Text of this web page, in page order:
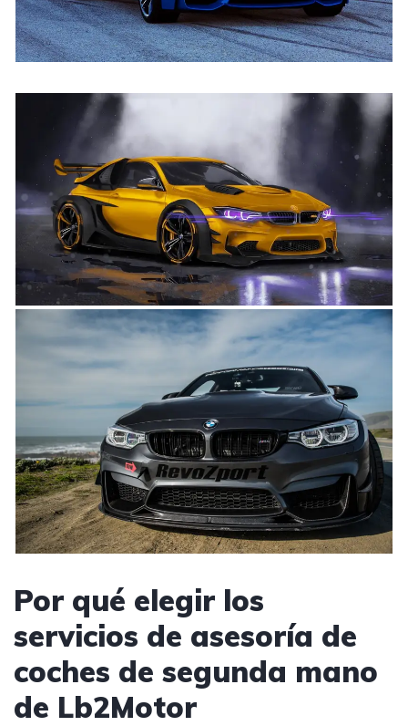
Por qué elegir los
servicios de asesoría de
coches de segunda mano
de Lb2Motor